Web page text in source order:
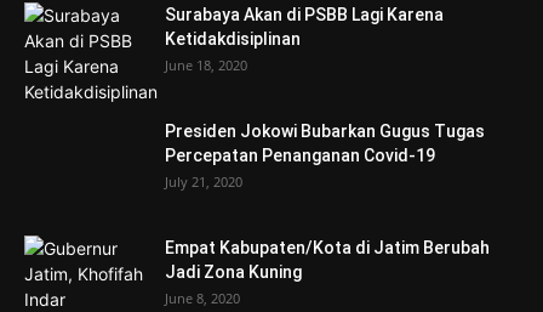
Surabaya Akan di PSBB Lagi Karena
Ketidakdisiplinan
June 18, 2020
Presiden Jokowi Bubarkan Gugus Tugas
Percepatan Penanganan Covid-19
July 21, 2020
Empat Kabupaten/Kota di Jatim Berubah
Jadi Zona Kuning
June 8, 2020